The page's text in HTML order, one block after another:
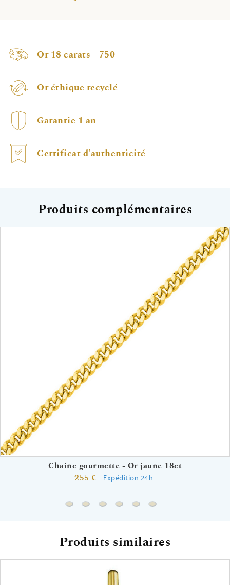
Or 18 carats - 750
Or éthique recyclé
Garantie 1 an
Certificat d'authenticité
Produits complémentaires
Chaine gourmette - Or jaune 18ct
255 €
Expédition 24h
Produits similaires